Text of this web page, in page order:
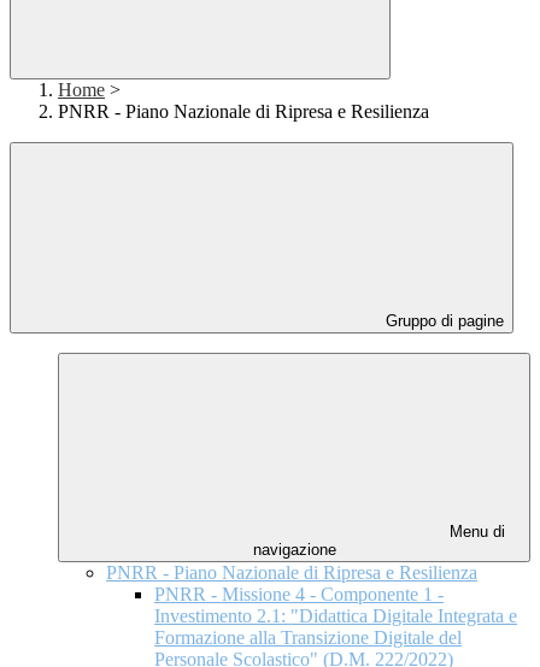
Home >
PNRR - Piano Nazionale di Ripresa e Resilienza
Gruppo di pagine
Menu di
navigazione
PNRR - Piano Nazionale di Ripresa e Resilienza
PNRR - Missione 4 - Componente 1 -
Investimento 2.1: "Didattica Digitale Integrata e
Formazione alla Transizione Digitale del
Personale Scolastico" (D.M. 222/2022)